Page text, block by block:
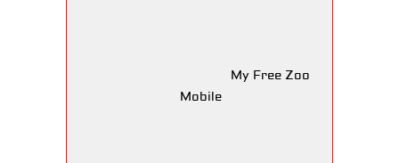
My Free Zoo
Mobile